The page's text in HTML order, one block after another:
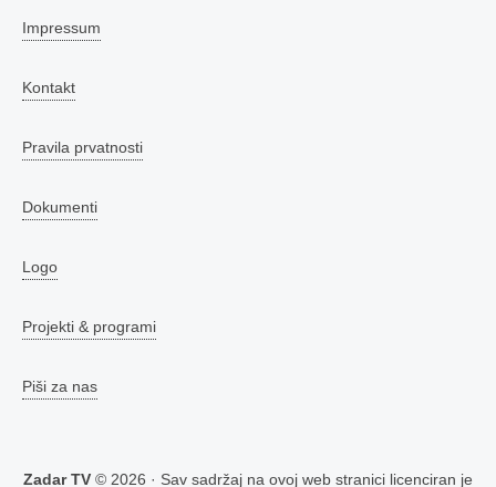
Impressum
Kontakt
Pravila prvatnosti
Dokumenti
Logo
Projekti & programi
Piši za nas
Zadar TV © 2026 · Sav sadržaj na ovoj web stranici licenciran je